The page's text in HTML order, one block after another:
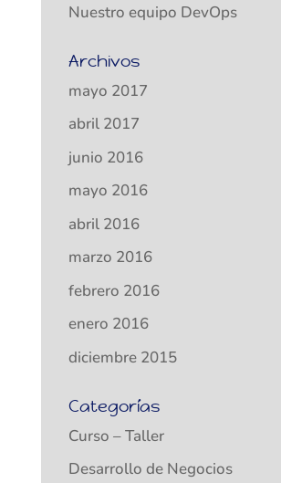
Nuestro equipo DevOps
Archivos
mayo 2017
abril 2017
junio 2016
mayo 2016
abril 2016
marzo 2016
febrero 2016
enero 2016
diciembre 2015
Categorías
Curso – Taller
Desarrollo de Negocios